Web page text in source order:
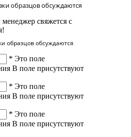
образцов обсуждаются
свяжется с
образцов обсуждаются
* Это поле
В поле присутствуют
* Это поле
В поле присутствуют
* Это поле
В поле присутствуют